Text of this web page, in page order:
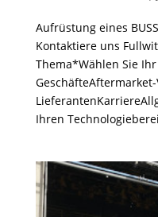
Aufrüstung eines
Kontaktiere uns
Thema*Wählen Sie
Ihren